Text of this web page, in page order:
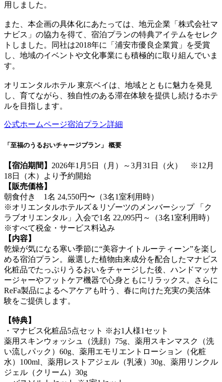
用しました。
また、本企画の具体化にあたっては、地元企業「株式会社マ
ナビス」の協力を得て、宿泊プランの特典アイテムをセレク
トしました。同社は2018年に「浦安市優良企業賞」を受賞
し、地域のイベントや文化事業にも積極的に取り組んでいま
す。
オリエンタルホテル 東京ベイは、地域とともに魅力を発見
し、育てながら、独自性のある滞在体験を提供し続けるホテ
ルを目指します。
公式ホームページ宿泊プラン詳細
「至福のうるおいチャージプラン」 概要
【宿泊期間】 2026年1月5日（月）～3月31日（火） ※12月
18日（木）より予約開始
【販売価格】
朝食付き 1名 24,550円〜（3名1室利用時）
※オリエンタルホテルズ＆リゾーツのメンバーシップ 「ク
ラブオリエンタル」入会で1名 22,095円～（3名1室利用時）
※すべて税金・サービス料込み
【内容】
乾燥が気になる寒い季節に“美容ナイトルーティーン”を楽し
める宿泊プラン。厳選した植物由来成分を配合したマナビス
化粧品でたっぷりうるおいをチャージした後、ハンドマッサ
ージャーやフットケア機器で心身ともにリラックス。さらに
ReFa製品によるヘアケアも叶う、春に向けた充実の美活体
験をご提供します。
【特典】
・マナビス化粧品5点セット ※お1人様1セット
薬用スキンウォッシュ（洗顔）75g、薬用スキンマスク（洗
い流しパック）60g、薬用エモリエントローション（化粧
水）100ml、薬用レストアジェル（乳液）30g、薬用リンクル
ジェル（クリーム）30g